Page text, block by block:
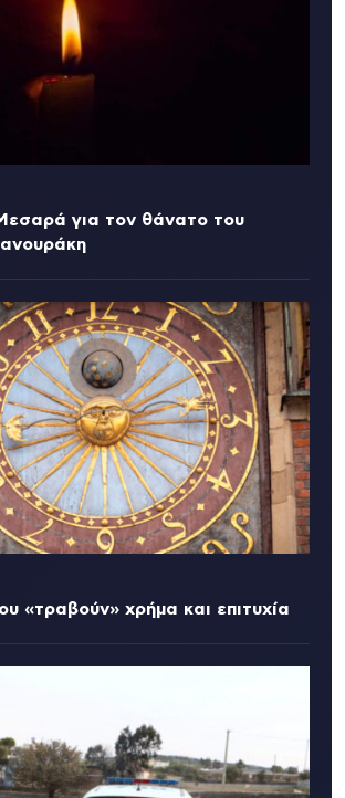
για τον θάνατο του
«τραβούν» χρήμα και επιτυχία